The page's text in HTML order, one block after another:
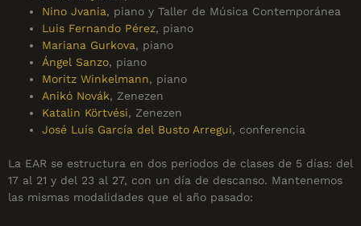
Nino Jvania, piano y Taller de Música Contemporánea
Luis Fernando Pérez, piano
Mariana Gurkova, piano
Ángel Sanzo, piano
Moritz Winkelmann, piano
Anikó Novák, Zenezen
Katalin Körtvési, Zenezen
José Luís García del Busto Arregui, conferencia
La EAR se estructura en dos periodos de clases de 5 días: del
17 al 21 y del 23 al 27, con un día de descanso. Mantenemos
las mismas modalidades que el año pasado: